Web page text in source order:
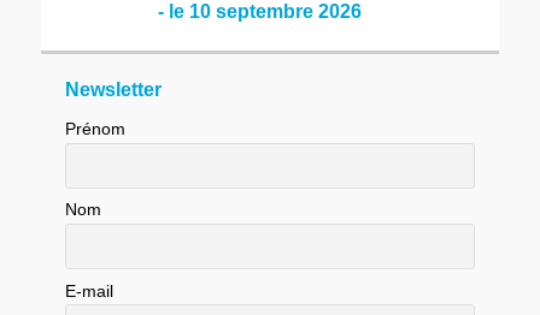
- le 10 septembre 2026
Newsletter
Prénom
Nom
E-mail